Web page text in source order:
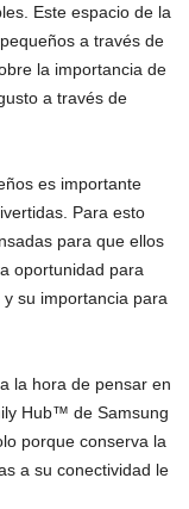
Este espacio de la
a través de
la importancia de
a través de
es importante
Para esto
para que ellos
oportunidad para
su importancia para
la hora de pensar en
Hub™ de Samsung
porque conserva la
a su conectividad le